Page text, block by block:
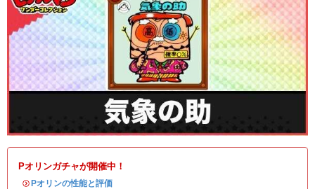
Pオリンガチャが開催中！
・Pオリンの性能と評価